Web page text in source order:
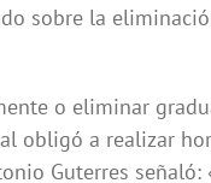
sobre la
o eliminar
obligó a realizar
Guterres